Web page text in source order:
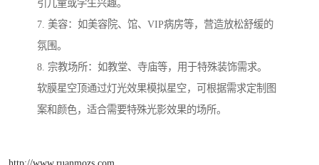
引儿童或学生兴趣。
7. 美容：如美容院、馆、VIP病房等，营造放松舒缓的
氛围。
8. 宗教场所：如教堂、寺庙等，用于特殊装饰需求。
软膜星空顶通过灯光效果模拟星空，可根据需求定制图
案和颜色，适合需要特殊光影效果的场所。
http://www.ruanmozs.com